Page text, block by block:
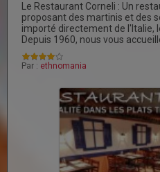
Le Restaurant Corneli : Un
proposant des martinis et des
importé directement de l'Italie,
Depuis 1960, nous vous
Par : ethnomania